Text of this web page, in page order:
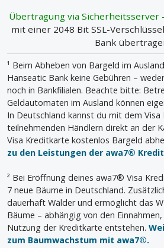
Übertragung via Sicherheitsserver -
mit einer 2048 Bit SSL-
Bank
¹ Beim Abheben von Bargeld im
Hanseatic Bank keine Gebühren –
noch in Bankfilialen. Beachte bitte:
Geldautomaten im Ausland können
In Deutschland kannst du mit dem Visa
teilnehmenden Händlern direkt an der
Visa Kreditkarte kostenlos Bargeld
zu den Leistungen der awa7®
² Bei Eröffnung deines awa7® Visa
7 neue Bäume in Deutschland.
dauerhaft Wälder und ermöglicht das
Bäume – abhängig von den
Nutzung der Kreditkarte entstehen.
zum Baumwachstum mit awa7®.